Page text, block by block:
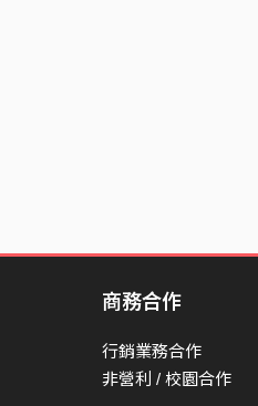
商務合作
行銷業務合作
非營利 / 校園合作